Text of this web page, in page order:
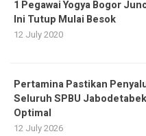
1 Pegawai Yogya Bogor
Ini Tutup Mulai Besok
12 July 2020
Pertamina Pastikan
Seluruh SPBU
Optimal
12 July 2026